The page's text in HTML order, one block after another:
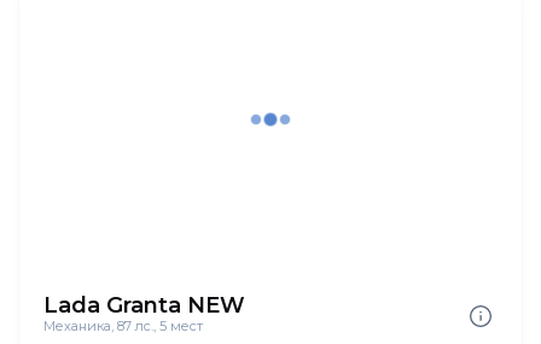
Lada Granta NEW
Механика, 87 лс., 5 мест